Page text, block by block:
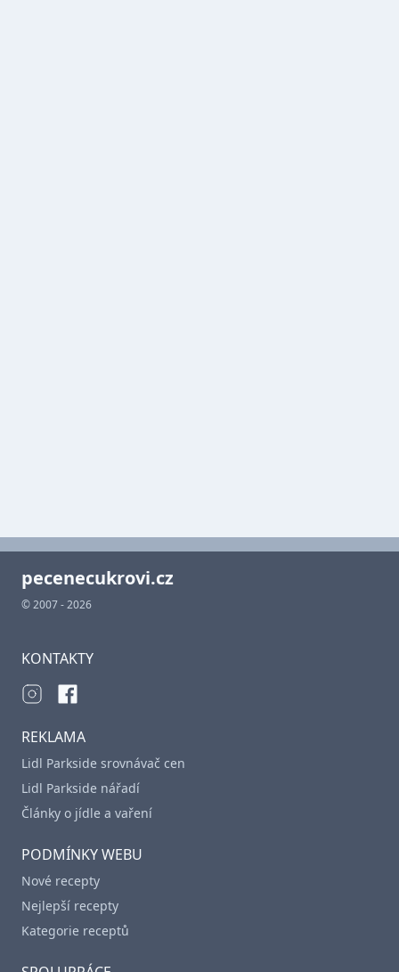
pecenecukrovi.cz
© 2007 - 2026
KONTAKTY
REKLAMA
Lidl Parkside srovnávač cen
Lidl Parkside nářadí
Články o jídle a vaření
PODMÍNKY WEBU
Nové recepty
Nejlepší recepty
Kategorie receptů